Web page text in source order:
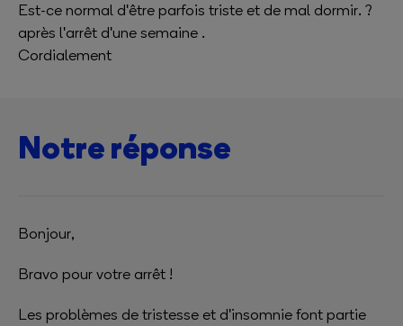
Est-ce normal d'être parfois triste et de mal dormir. ?
après l'arrêt d'une semaine .
Cordialement
Notre réponse
Bonjour,
Bravo pour votre arrêt !
Les problèmes de tristesse et d'insomnie font partie